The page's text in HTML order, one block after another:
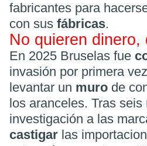
fabricantes para
con sus fábricas.
No quieren dinero,
En 2025 Bruselas fue
invasión por primera
levantar un muro de
los aranceles. Tras seis
investigación a las
castigar las